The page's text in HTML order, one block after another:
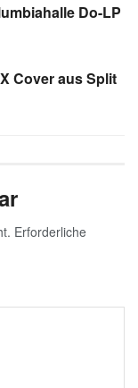
Do-LP
Cover aus Split
Erforderliche